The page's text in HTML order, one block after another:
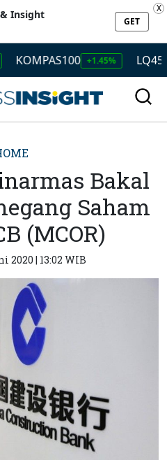
Insight GET
X
+1.45% LQ45 +1.50%
Bakal
Saham
(MCOR)
2020 | 13:02 WIB